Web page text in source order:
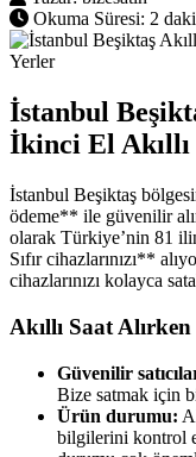
Okuma Süresi: 2
İstanbul
İkinci El
İstanbul Beşiktaş
ödeme** ile güvenilir
olarak Türkiye’nin 81
Sıfır cihazlarınızı**
cihazlarınızı kolayca
Akıllı Saat
Güvenilir
Bize satmak için
Ürün durumu:
bilgilerini kontrol